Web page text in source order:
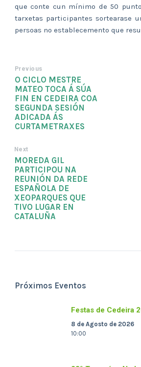
que conte cun mínimo de 50
tarxetas participantes sortearase
persoas no establecemento que
Previous
O CICLO MESTRE
MATEO TOCA Á SÚA
FIN EN CEDEIRA COA
SEGUNDA SESIÓN
ADICADA ÁS
CURTAMETRAXES
Next
MOREDA GIL
PARTICIPOU NA
REUNIÓN DA REDE
ESPAÑOLA DE
XEOPARQUES QUE
TIVO LUGAR EN
CATALUÑA
Próximos Eventos
Festas de Cedeira
8 de Agosto de 2026
10:00